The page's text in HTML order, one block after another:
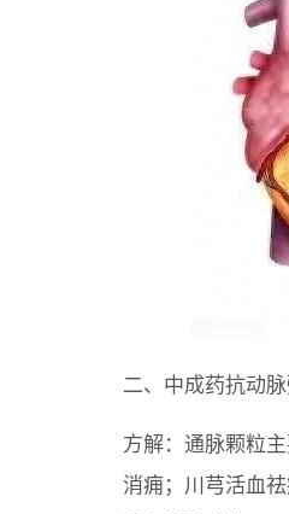
二、中成药抗动
方解：通脉颗粒
消痈；川芎活血